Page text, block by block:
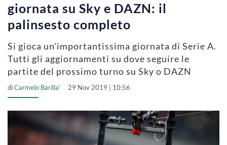
giornata su Sky e DAZN: il
palinsesto completo
Si gioca un'importantissima giornata di Serie A.
Tutti gli aggiornamenti su dove seguire le
partite del prossimo turno su Sky o DAZN
diCarmelo Barilla' 29 Nov 2019 | 10:56